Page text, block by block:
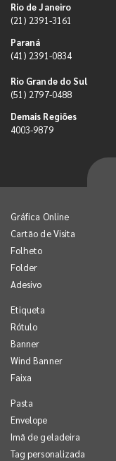
Rio de Janeiro
(21) 2391-3161
Paraná
(41) 2391-0834
Rio Grande do Sul
(51) 2797-0488
Demais Regiões
4003-9879
Gráfica Online
Cartão de Visita
Folheto
Folder
Adesivo
Etiqueta
Rótulo
Banner
Wind Banner
Faixa
Pasta
Envelope
Imã de geladeira
Tag personalizada